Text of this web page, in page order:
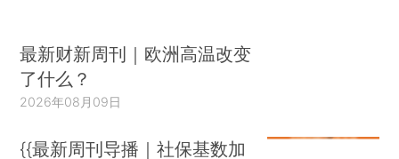
最新财新周刊｜欧洲高温改变
了什么？
2026年08月09日
{{最新周刊导播｜社保基数加